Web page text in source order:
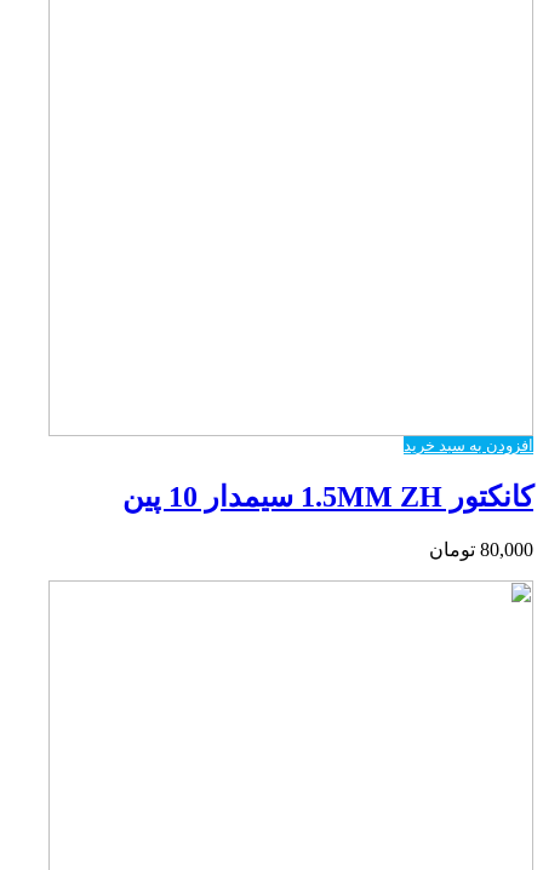
افزودن به سبد خرید
کانکتور 1.5MM ZH سیمدار 10 پین
80,000 تومان